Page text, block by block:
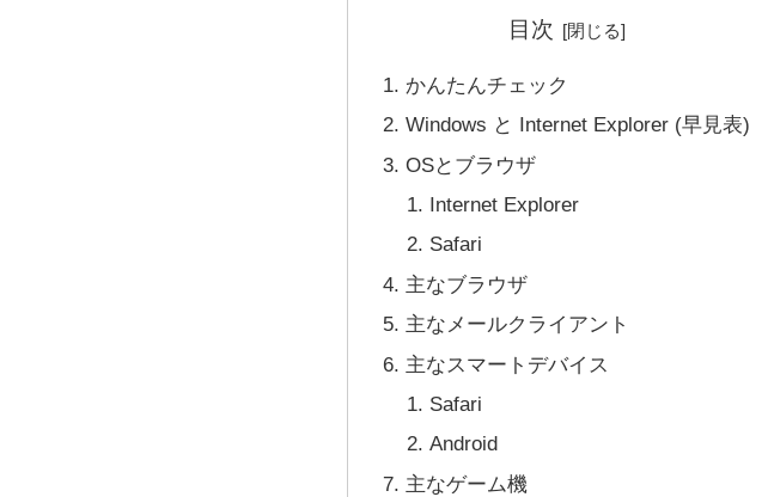
目次
かんたんチェック
Windows と Internet Explorer (早見表)
OSとブラウザ
Internet Explorer
Safari
主なブラウザ
主なメールクライアント
主なスマートデバイス
Safari
Android
主なゲーム機